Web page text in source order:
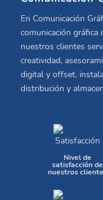
En Comunicación
comunicación gráfica
nuestros clientes
creatividad,
digital y offset,
distribución y
Nivel de
satisfacción de
nuestros